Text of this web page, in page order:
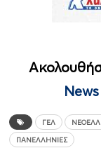
News
ΓΕΛ
ΠΑΝΕΛΛΗΝΙΕΣ